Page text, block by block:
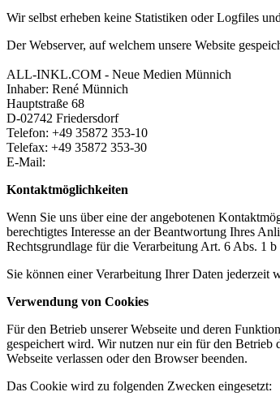
Wir selbst erheben keine Statistiken oder Logfiles
Der Webserver, auf welchem unsere Website
ALL-INKL.COM - Neue Medien Münnich
Inhaber: René Münnich
Hauptstraße 68
D-02742 Friedersdorf
Telefon: +49 35872 353-10
Telefax: +49 35872 353-30
E-Mail:
Kontaktmöglichkeiten
Wenn Sie uns über eine der angebotenen
berechtigtes Interesse an der Beantwortung Ihres
Rechtsgrundlage für die Verarbeitung Art. 6 Abs. 1
Sie können einer Verarbeitung Ihrer Daten jederzeit
Verwendung von Cookies
Für den Betrieb unserer Webseite und deren
gespeichert wird. Wir nutzen nur ein für den Betrieb
Webseite verlassen oder den Browser beenden.
Das Cookie wird zu folgenden Zwecken eingesetzt: